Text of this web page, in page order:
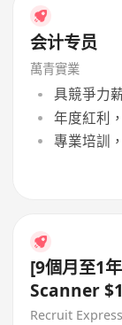
会计专员
萬青實業
具競爭力
年度紅利
專業培訓
[9個月至1
Scanner
Recruit Express